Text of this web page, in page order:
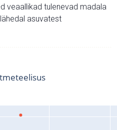
veaallikad tulenevad madala
asuvatest